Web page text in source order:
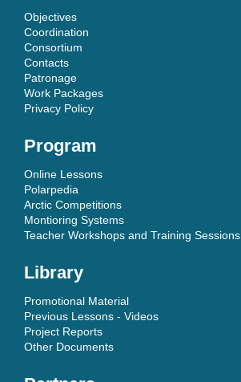
Objectives
Coordination
Consortium
Contacts
Patronage
Work Packages
Privacy Policy
Program
Online Lessons
Polarpedia
Arctic Competitions
Montioring Systems
Teacher Workshops and Training Sessions
Library
Promotional Material
Previous Lessons - Videos
Project Reports
Other Documents